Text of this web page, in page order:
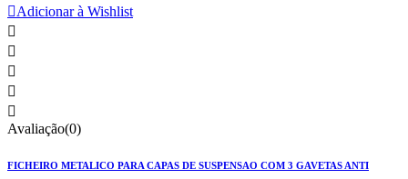
Adicionar à Wishlist





Avaliação(0)
FICHEIRO METALICO PARA CAPAS DE SUSPENSAO COM 3 GAVETAS ANTI